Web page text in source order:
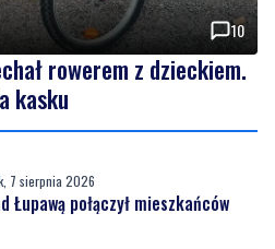
10
rowerem z dzieckiem.
kasku
7 sierpnia 2026
Łupawą połączył mieszkańców